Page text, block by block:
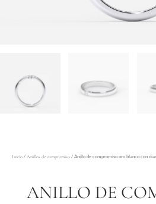
Inicio / Anillos de compromiso / Anillo de compromiso oro blanco con
ANILLO DE